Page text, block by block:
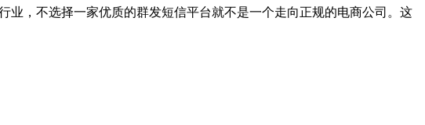
，不选择一家优质的群发短信平台就不是一个走向正规的电商公司。这